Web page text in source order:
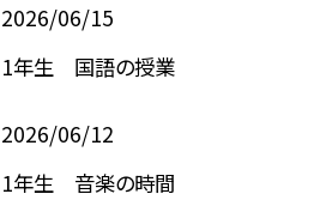
2026/06/15
1年生 国語の授業
2026/06/12
1年生 音楽の時間